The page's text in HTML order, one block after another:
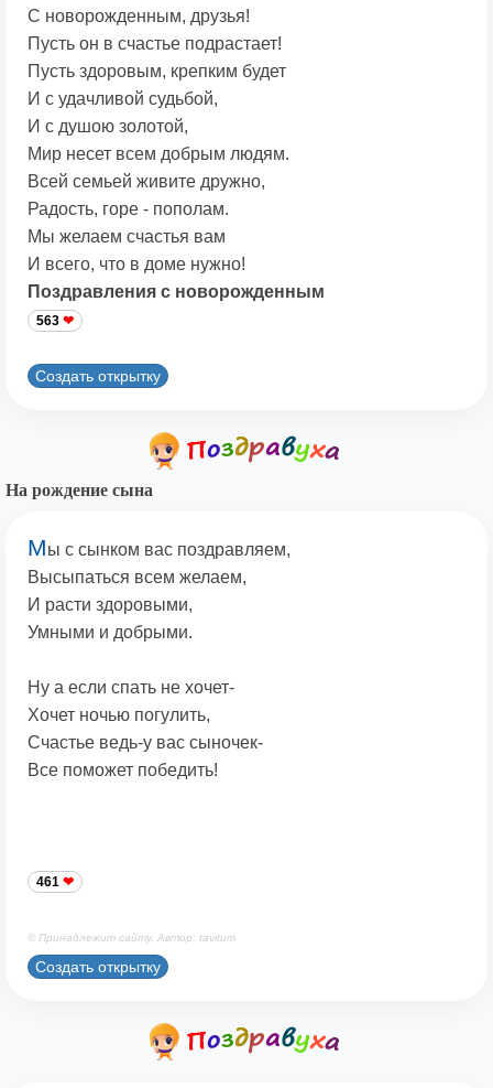
С новорожденным, друзья!
Пусть он в счастье подрастает!
Пусть здоровым, крепким будет
И с удачливой судьбой,
И с душою золотой,
Мир несет всем добрым людям.
Всей семьей живите дружно,
Радость, горе - пополам.
Мы желаем счастья вам
И всего, что в доме нужно!
Поздравления с новорожденным
563
Создать открытку
На рождение сына
Мы с сынком вас поздравляем,
Высыпаться всем желаем,
И расти здоровыми,
Умными и добрыми.
Ну а если спать не хочет-
Хочет ночью погулить,
Счастье ведь-у вас сыночек-
Все поможет победить!
461
© Принадлежит сайту. Автор: tavitum
Создать открытку